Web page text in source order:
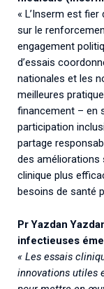
« L’Inserm est
sur le
engagement
d’essais
nationales et les
meilleures
financement – en
participation
partage
des améliorations
clinique plus
besoins de santé
Pr Yazdan
infectieuses
« Les essais
innovations utiles